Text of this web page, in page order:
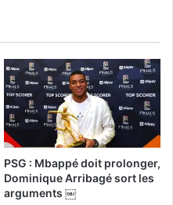
PSG : Mbappé doit prolonger,
Dominique Arribagé sort les
arguments ￼